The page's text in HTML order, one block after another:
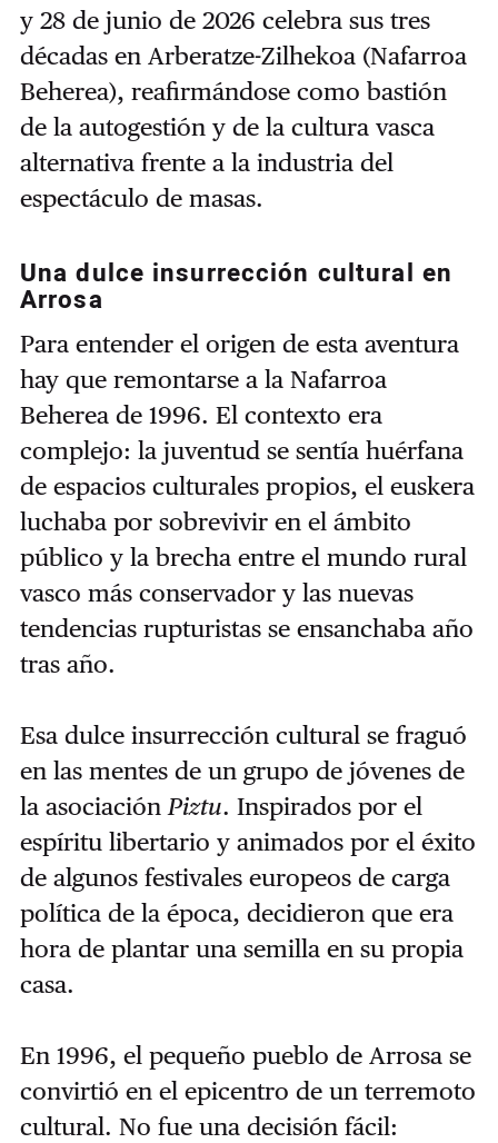
y 28 de junio de 2026 celebra sus tres
décadas en Arberatze-Zilhekoa (Nafarroa
Beherea), reafirmándose como bastión
de la autogestión y de la cultura vasca
alternativa frente a la industria del
espectáculo de masas.
Una dulce insurrección cultural en
Arrosa
Para entender el origen de esta aventura
hay que remontarse a la Nafarroa
Beherea de 1996. El contexto era
complejo: la juventud se sentía huérfana
de espacios culturales propios, el euskera
luchaba por sobrevivir en el ámbito
público y la brecha entre el mundo rural
vasco más conservador y las nuevas
tendencias rupturistas se ensanchaba año
tras año.
Esa dulce insurrección cultural se fraguó
en las mentes de un grupo de jóvenes de
la asociación Piztu. Inspirados por el
espíritu libertario y animados por el éxito
de algunos festivales europeos de carga
política de la época, decidieron que era
hora de plantar una semilla en su propia
casa.
En 1996, el pequeño pueblo de Arrosa se
convirtió en el epicentro de un terremoto
cultural. No fue una decisión fácil: